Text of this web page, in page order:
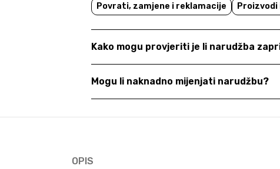
Povrati, zamjene i reklamacije
Proizvodi
Kako mogu provjeriti je li narudžba
Mogu li naknadno mijenjati narudžbu?
OPIS